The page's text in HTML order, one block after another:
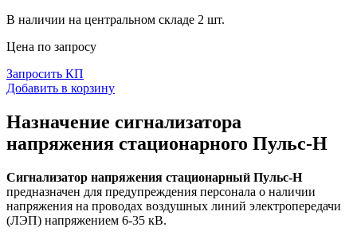
В наличии на центральном складе 2 шт.
Цена по запросу
Запросить КП
Добавить в корзину
Назначение сигнализатора
напряжения стационарного Пульс-Н
Сигнализатор напряжения стационарный Пульс-Н
предназначен для предупреждения персонала о наличии
напряжения на проводах воздушных линий электропередачи
(ЛЭП) напряжением 6-35 кВ.